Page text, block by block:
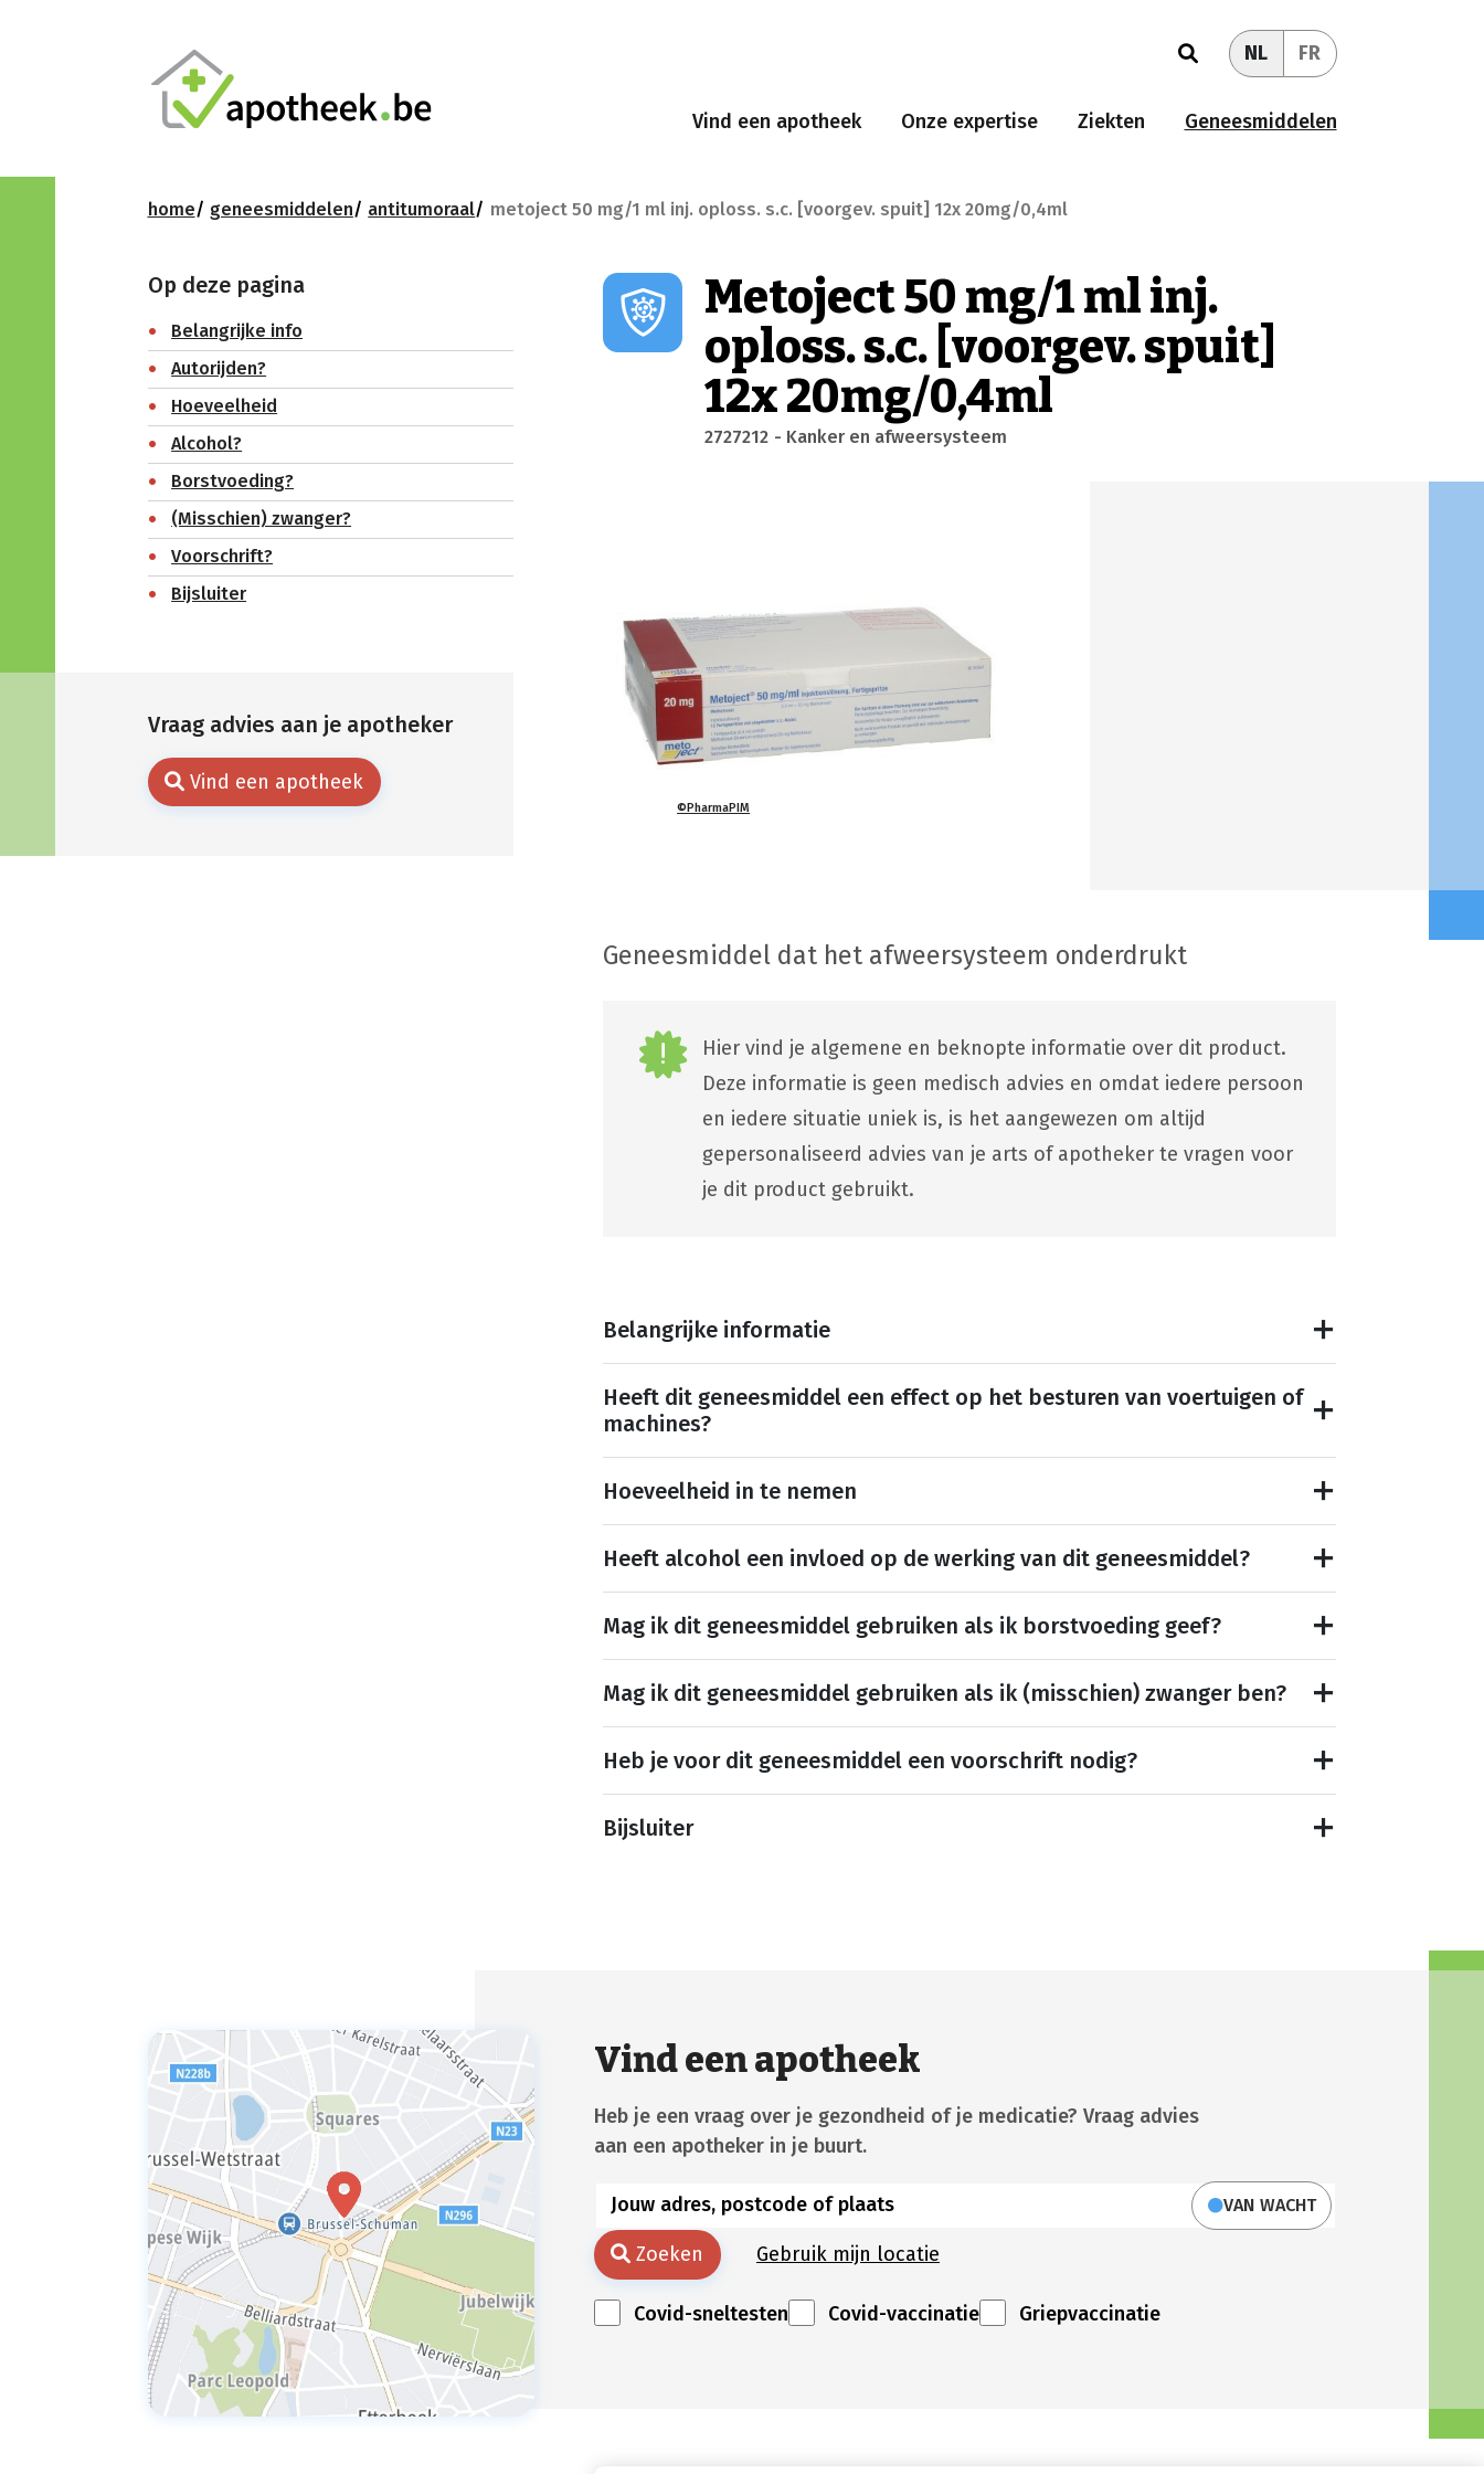
NL FR
Vind een apotheek Onze expertise Ziekten Geneesmiddelen
home geneesmiddelen antitumoraal metoject 50 mg/1 ml inj. oploss. s.c. [voorgev. spuit] 12x 20mg/0,4ml
Vraag advies aan je apotheker
Vind een apotheek
Op deze pagina
Belangrijke info
Autorijden?
Hoeveelheid
Alcohol?
Borstvoeding?
(Misschien) zwanger?
Voorschrift?
Bijsluiter
Metoject 50 mg/1 ml inj.
oploss. s.c. [voorgev. spuit]
12x 20mg/0,4ml
2727212 - Kanker en afweersysteem
©PharmaPIM
Geneesmiddel dat het afweersysteem onderdrukt
Hier vind je algemene en beknopte informatie over dit product.
Deze informatie is geen medisch advies en omdat iedere persoon
en iedere situatie uniek is, is het aangewezen om altijd
gepersonaliseerd advies van je arts of apotheker te vragen voor
je dit product gebruikt.
Belangrijke informatie
Heeft dit geneesmiddel een effect op het besturen van voertuigen of
machines?
Hoeveelheid in te nemen
Heeft alcohol een invloed op de werking van dit geneesmiddel?
Mag ik dit geneesmiddel gebruiken als ik borstvoeding geef?
Mag ik dit geneesmiddel gebruiken als ik (misschien) zwanger ben?
Heb je voor dit geneesmiddel een voorschrift nodig?
Bijsluiter
Vind een apotheek
Heb je een vraag over je gezondheid of je medicatie? Vraag advies
aan een apotheker in je buurt.
VAN WACHT
Zoeken Gebruik mijn locatie
Covid-sneltesten Covid-vaccinatie Griepvaccinatie